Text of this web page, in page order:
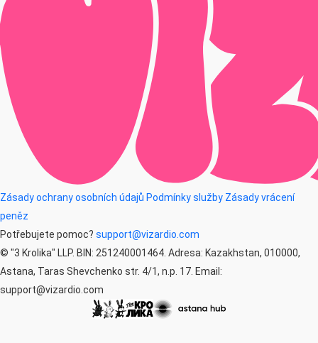
Zásady ochrany osobních údajů Podmínky služby Zásady vrácení
peněz
Potřebujete pomoc? support@vizardio.com
© "3 Krolika" LLP. BIN: 251240001464. Adresa: Kazakhstan, 010000,
Astana, Taras Shevchenko str. 4/1, n.p. 17. Email:
support@vizardio.com